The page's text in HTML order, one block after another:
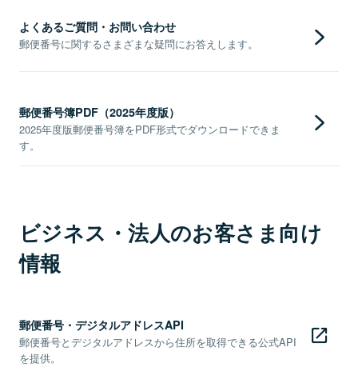
よくあるご質問・お問い合わせ
郵便番号に関するさまざまな疑問にお答えします。
郵便番号簿PDF（2025年度版）
2025年度版郵便番号簿をPDF形式でダウンロードできま
す。
ビジネス・法人のお客さま向け
情報
郵便番号・デジタルアドレスAPI
郵便番号とデジタルアドレスから住所を取得できる公式API
を提供。